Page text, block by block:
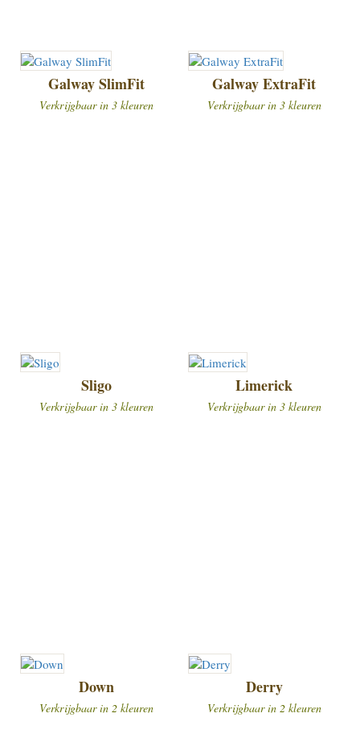
Galway SlimFit
Verkrijgbaar in 3 kleuren
Galway ExtraFit
Verkrijgbaar in 3 kleuren
Sligo
Verkrijgbaar in 3 kleuren
Limerick
Verkrijgbaar in 3 kleuren
Down
Verkrijgbaar in 2 kleuren
Derry
Verkrijgbaar in 2 kleuren